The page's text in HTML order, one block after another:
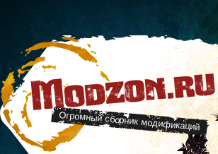
Modzon.ru
Огромный сборник модификаций